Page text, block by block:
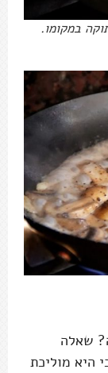
במקומו.
שאלה
היא מוליכת